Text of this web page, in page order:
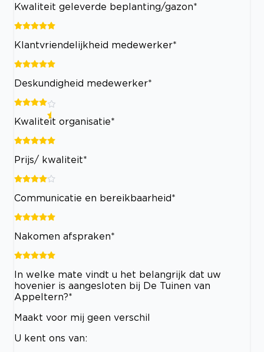
Kwaliteit geleverde beplanting/gazon*
Klantvriendelijkheid medewerker*
Deskundigheid medewerker*
Kwaliteit organisatie*
Prijs/ kwaliteit*
Communicatie en bereikbaarheid*
Nakomen afspraken*
In welke mate vindt u het belangrijk dat uw
hovenier is aangesloten bij De Tuinen van
Appeltern?*
Maakt voor mij geen verschil
U kent ons van: